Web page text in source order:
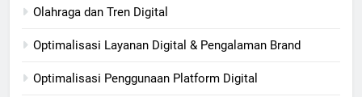
Olahraga dan Tren Digital
Optimalisasi Layanan Digital & Pengalaman Brand
Optimalisasi Penggunaan Platform Digital